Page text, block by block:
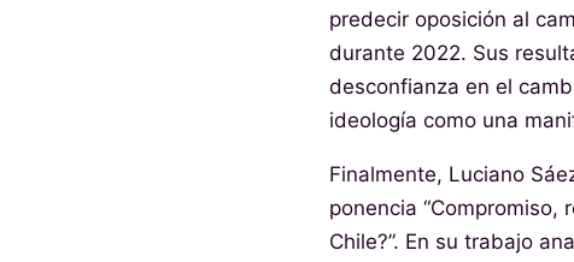
predecir oposición al
durante 2022. Sus
desconfianza en el
ideología como una
Finalmente, Luciano
ponencia “Compromiso,
Chile?”. En su trabajo